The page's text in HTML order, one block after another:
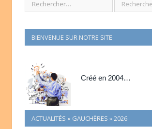
BIENVENUE SUR NOTRE SITE
Créé en 2004…
ACTUALITÉS « GAUCHÈRES » 2026